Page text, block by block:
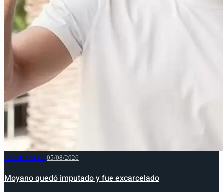
NACIONALES 05/08/2026
Moyano quedó imputado y fue excarcelado